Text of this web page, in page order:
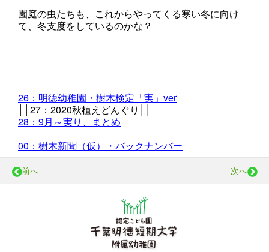
園庭の虫たちも、これからやってくる寒い冬に向け
て、冬支度をしているのかな？
26：明徳幼稚園・樹木検定「実」ver
││27：2020秋植えどんぐり
28：9月～実り、まとめ
00：樹木新聞（仮）・バックナンバー
前へ 次へ